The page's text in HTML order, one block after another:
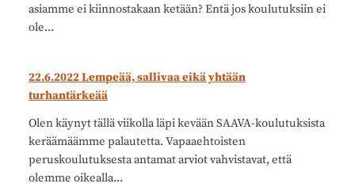
asiamme ei kiinnostakaan ketään? Entä jos koulutuksiin ei
ole...
22.6.2022 Lempeää, sallivaa eikä yhtään
turhantärkeää
Olen käynyt tällä viikolla läpi kevään SAAVA-koulutuksista
keräämäämme palautetta. Vapaaehtoisten
peruskoulutuksesta antamat arviot vahvistavat, että
olemme oikealla...